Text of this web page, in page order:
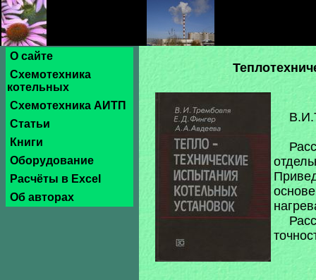
О сайте
Схемотехника
котельных
Схемотехника АИТП
Статьи
Книги
Оборудование
Расчёты в Excel
Об авторах